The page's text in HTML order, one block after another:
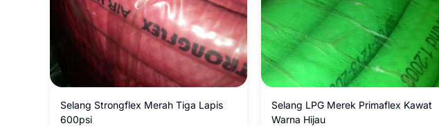
Selang Strongflex Merah Tiga Lapis
600psi
Selang LPG Merek Primaflex Kawat
Warna Hijau